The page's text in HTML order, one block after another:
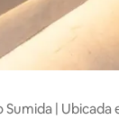
Sumida | Ubicada